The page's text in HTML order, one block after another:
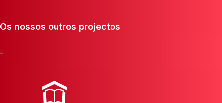
Os nossos outros projectos
-